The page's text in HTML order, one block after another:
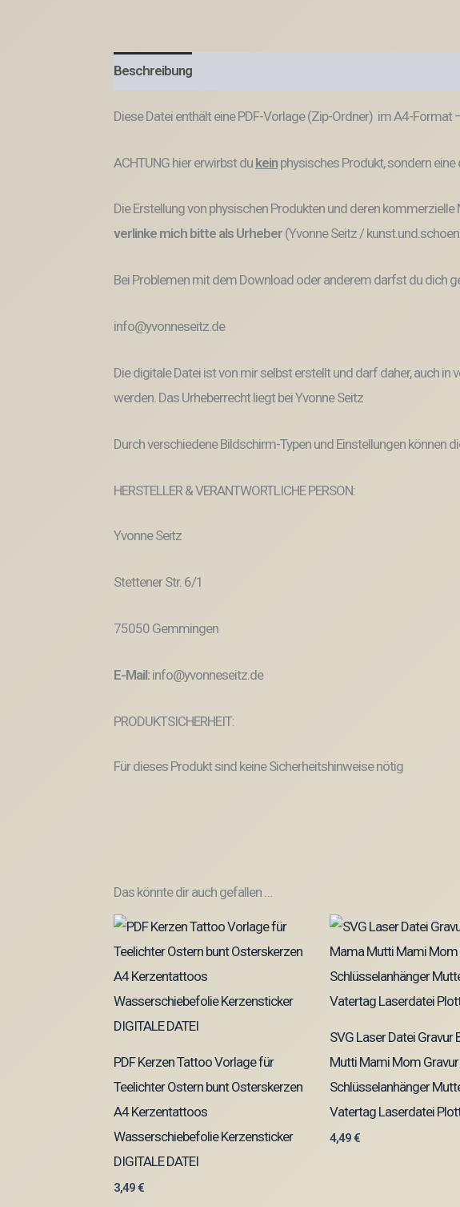
Beschreibung
Diese Datei enthält eine PDF-Vorlage (Zip-Ordner) im A4-
ACHTUNG hier erwirbst du kein physisches Produkt, sondern
Die Erstellung von physischen Produkten und deren
verlinke mich bitte als Urheber (Yvonne Seitz /
Bei Problemen mit dem Download oder anderem darfst du dich
info@yvonneseitz.de
Die digitale Datei ist von mir selbst erstellt und darf daher, auch
werden. Das Urheberrecht liegt bei Yvonne Seitz
Durch verschiedene Bildschirm-Typen und Einstellungen können
HERSTELLER & VERANTWORTLICHE PERSON:
Yvonne Seitz
Stettener Str. 6/1
75050 Gemmingen
E-Mail: info@yvonneseitz.de
PRODUKTSICHERHEIT:
Für dieses Produkt sind keine Sicherheitshinweise nötig
Das könnte dir auch gefallen …
PDF Kerzen Tattoo Vorlage für
Teelichter Ostern bunt Osterskerzen
A4 Kerzentattoos
Wasserschiebefolie Kerzensticker
DIGITALE DATEI
3,49€
SVG Laser Datei Gravur
Mutti Mami Mom
Schlüsselanhänger
Vatertag Laserdatei
4,49€